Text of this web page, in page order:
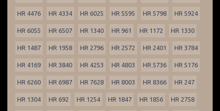
HR 4476 HR 4334 HR 6025 HR 5595 HR 5798 HR 5924
HR 6055 HR 6507 HR 1340 HR 961 HR 1172 HR 1330
HR 1487 HR 1958 HR 2796 HR 2572 HR 2401 HR 3784
HR 4169 HR 3840 HR 4253 HR 4803 HR 5736 HR 5176
HR 6260 HR 6987 HR 7628 HR 8003 HR 8366 HR 247
HR 1304 HR 692 HR 1254 HR 1847 HR 1856 HR 2758